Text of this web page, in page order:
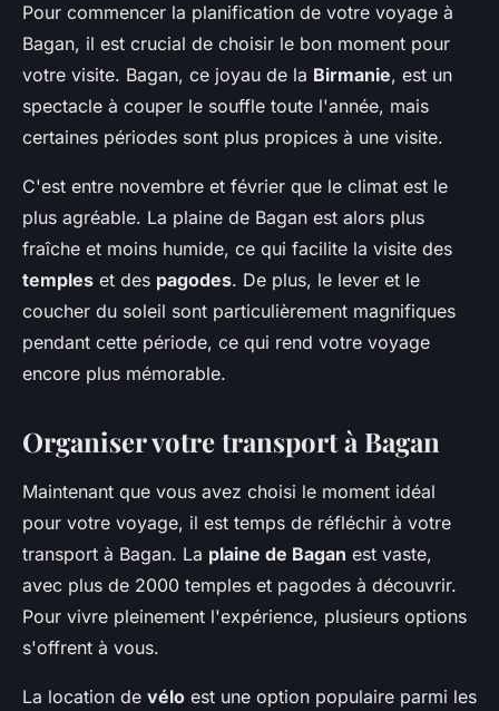
Pour commencer la planification de votre voyage à
Bagan, il est crucial de choisir le bon moment pour
votre visite. Bagan, ce joyau de la Birmanie, est un
spectacle à couper le souffle toute l'année, mais
certaines périodes sont plus propices à une visite.
C'est entre novembre et février que le climat est le
plus agréable. La plaine de Bagan est alors plus
fraîche et moins humide, ce qui facilite la visite des
temples et des pagodes. De plus, le lever et le
coucher du soleil sont particulièrement magnifiques
pendant cette période, ce qui rend votre voyage
encore plus mémorable.
Organiser votre transport à Bagan
Maintenant que vous avez choisi le moment idéal
pour votre voyage, il est temps de réfléchir à votre
transport à Bagan. La plaine de Bagan est vaste,
avec plus de 2000 temples et pagodes à découvrir.
Pour vivre pleinement l'expérience, plusieurs options
s'offrent à vous.
La location de vélo est une option populaire parmi les